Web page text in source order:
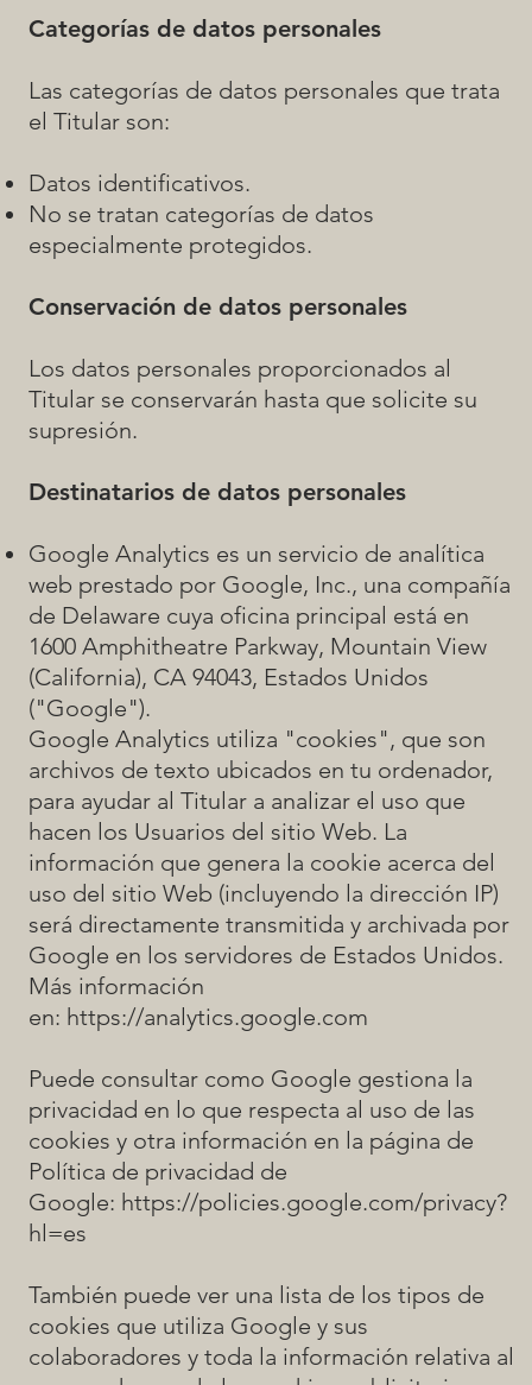
Categorías de datos personales
Las categorías de datos personales que trata
el Titular son:
Datos identificativos.
No se tratan categorías de datos
especialmente protegidos.
Conservación de datos personales
Los datos personales proporcionados al
Titular se conservarán hasta que solicite su
supresión.
Destinatarios de datos personales
Google Analytics es un servicio de analítica
web prestado por Google, Inc., una compañía
de Delaware cuya oficina principal está en
1600 Amphitheatre Parkway, Mountain View
(California), CA 94043, Estados Unidos
("Google").
Google Analytics utiliza "cookies", que son
archivos de texto ubicados en tu ordenador,
para ayudar al Titular a analizar el uso que
hacen los Usuarios del sitio Web. La
información que genera la cookie acerca del
uso del sitio Web (incluyendo la dirección IP)
será directamente transmitida y archivada por
Google en los servidores de Estados Unidos.
Más información
en: https://analytics.google.com
Puede consultar como Google gestiona la
privacidad en lo que respecta al uso de las
cookies y otra información en la página de
Política de privacidad de
Google: https://policies.google.com/privacy?
hl=es
También puede ver una lista de los tipos de
cookies que utiliza Google y sus
colaboradores y toda la información relativa al